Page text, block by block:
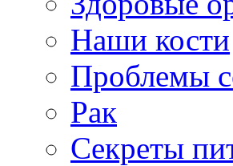
Наши кости
Проблемы
Рак
Секреты